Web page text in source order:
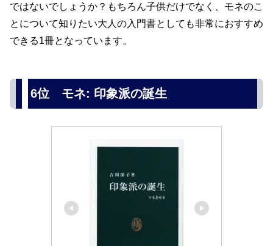
ではないでしょうか？もちろん子供だけでなく、モネのこ
とについて知りたい大人の入門書としても非常におすすめ
できる1冊となっています。
6位 モネ: 印象派の誕生